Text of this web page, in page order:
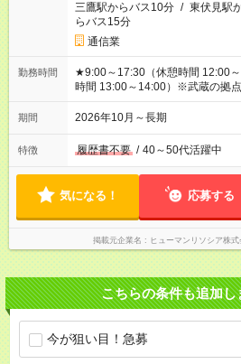
三鷹駅からバス10分 / 東伏見駅
らバス15分
通信業
勤務時間
★9:00～17:30（休憩時間 12:00
時間 13:00～14:00）※武蔵の拠
間 11:30～20:00（休憩時間
でサポート業務を行う際の勤務時間
期間 2026年10月～長期
特徴 履歴書不要 / 40～50代活躍中
気になる！ 応募する
掲載元企業名 ヒューマンリソシア株
こちらの条件も追加し
今が狙い目！急募